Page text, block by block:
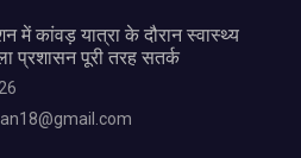
में कांवड़ यात्रा के दौरान स्वास्थ्य
प्रशासन पूरी तरह सतर्क